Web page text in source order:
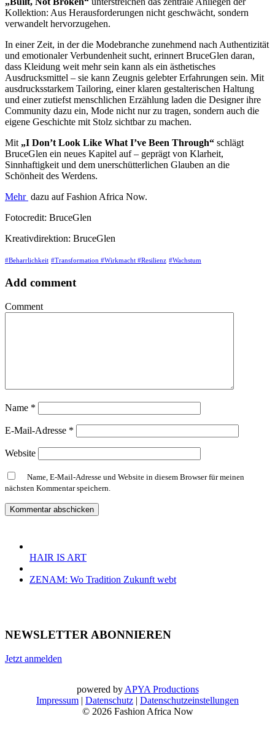
Kollektion: Aus Herausforderungen nicht geschwächt, sondern
verwandelt hervorzugehen.
In einer Zeit, in der die Modebranche zunehmend nach Authentizität
und emotionaler Verbundenheit sucht, erinnert BruceGlen daran,
dass Kleidung weit mehr sein kann als ein ästhetisches
Ausdrucksmittel – sie kann Zeugnis gelebter Erfahrungen sein. Mit
ausdrucksstarkem Tailoring, einer klaren gestalterischen Haltung
und einer zutiefst menschlichen Erzählung laden die Designer ihre
Community dazu ein, Mode nicht nur zu tragen, sondern auch die
eigene Geschichte mit Stolz sichtbar zu machen.
Mit „I Don’t Look Like What I’ve Been Through“ schlägt
BruceGlen ein neues Kapitel auf – geprägt von Klarheit,
Sinnhaftigkeit und dem unerschütterlichen Glauben an die
Schönheit des Werdens.
Mehr dazu auf Fashion Africa Now.
Fotocredit: BruceGlen
Kreativdirektion: BruceGlen
#Beharrlichkeit #Transformation #Wirkmacht #Resilienz #Wachstum
Add comment
Comment
Name *
E-Mail-Adresse *
Website
Name, E-Mail-Adresse und Website in diesem Browser für meinen
nächsten Kommentar speichern.
HAIR IS ART
ZENAM: Wo Tradition Zukunft webt
NEWSLETTER ABONNIEREN
Jetzt anmelden
powered by APYA Productions
Impressum | Datenschutz | Datenschutzeinstellungen
© 2026 Fashion Africa Now